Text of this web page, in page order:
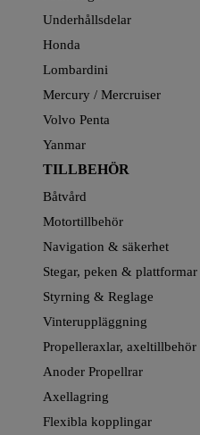
Underhållsdelar
Honda
Lombardini
Mercury / Mercruiser
Volvo Penta
Yanmar
TILLBEHÖR
Båtvård
Motortillbehör
Navigation & säkerhet
Stegar, peken & plattformar
Styrning & Reglage
Vinteruppläggning
Propelleraxlar, axeltillbehör
Anoder Propellrar
Axellagring
Flexibla kopplingar